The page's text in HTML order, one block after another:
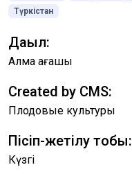
Түркістан
Дақыл:
Алма ағашы
Created by CMS:
Плодовые культуры
Пісіп-жетілу тобы:
Күзгі